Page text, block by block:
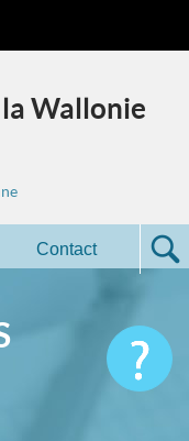
Wallonie
Contact